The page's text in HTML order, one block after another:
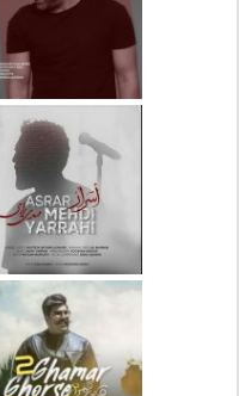
دانلود آهنگ جدید رضا
بهرام بنام نگار
دانلود آهنگ جدید مهدی
یراحی بنام اسرار